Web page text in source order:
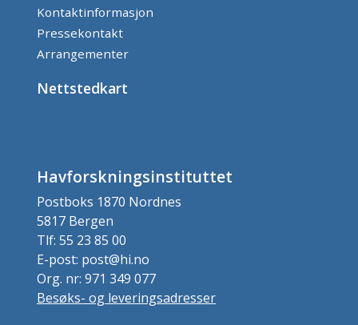
Kontaktinformasjon
Pressekontakt
Arrangementer
Nettstedkart
Havforskningsinstituttet
Postboks 1870 Nordnes
5817 Bergen
Tlf: 55 23 85 00
E-post: post@hi.no
Org. nr: 971 349 077
Besøks- og leveringsadresser